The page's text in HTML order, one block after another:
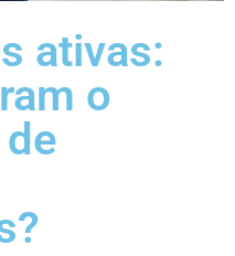
ativas:
o